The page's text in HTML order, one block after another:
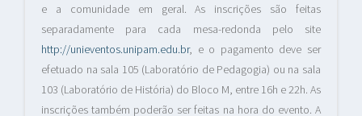
e a comunidade em geral. As inscrições são feitas
separadamente para cada mesa-redonda pelo site
http://unieventos.unipam.edu.br, e o pagamento deve ser
efetuado na sala 105 (Laboratório de Pedagogia) ou na sala
103 (Laboratório de História) do Bloco M, entre 16h e 22h. As
inscrições também poderão ser feitas na hora do evento. A